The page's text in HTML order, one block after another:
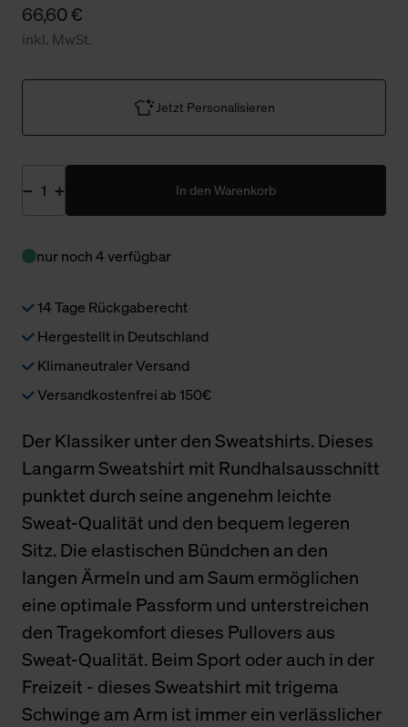
66,60 €
inkl. MwSt.
Jetzt Personalisieren
In den Warenkorb
nur noch 4 verfügbar
14 Tage Rückgaberecht
Hergestellt in Deutschland
Klimaneutraler Versand
Versandkostenfrei ab 150€
Der Klassiker unter den Sweatshirts. Dieses
Langarm Sweatshirt mit Rundhalsausschnitt
punktet durch seine angenehm leichte
Sweat-Qualität und den bequem legeren
Sitz. Die elastischen Bündchen an den
langen Ärmeln und am Saum ermöglichen
eine optimale Passform und unterstreichen
den Tragekomfort dieses Pullovers aus
Sweat-Qualität. Beim Sport oder auch in der
Freizeit - dieses Sweatshirt mit trigema
Schwinge am Arm ist immer ein verlässlicher